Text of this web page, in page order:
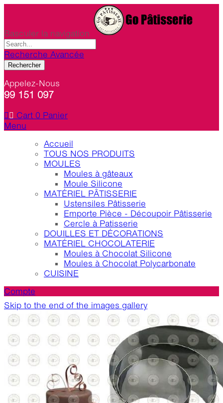
Basculer la navigation
Recherche Avancée
Rechercher
Appelez-Nous
99 151 097
Cart 0 Panier
Menu
Accueil
TOUS NOS PRODUITS
MOULES
Moules à gâteaux
Moule Silicone
MATÉRIEL PÂTISSERIE
Ustensiles Pâtisserie
Emporte Pièce - Découpoir Pâtisserie
Cercle à Patisserie
DOUILLES ET DÉCORATIONS
MATÉRIEL CHOCOLATERIE
Moules à Chocolat Silicone
Moules à Chocolat Polycarbonate
CUISINE
Compte
Skip to the end of the images gallery